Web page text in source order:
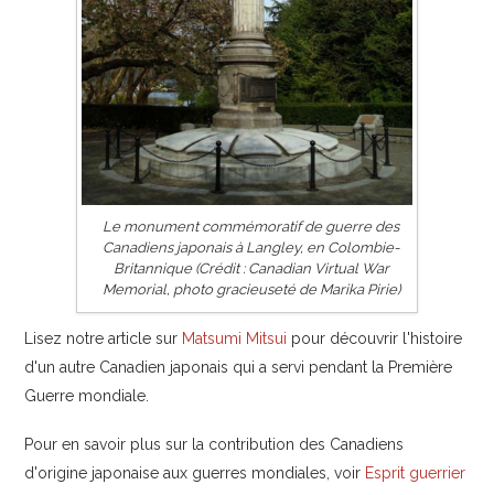
Le monument commémoratif de guerre des
Canadiens japonais à Langley, en Colombie-
Britannique (Crédit : Canadian Virtual War
Memorial, photo gracieuseté de Marika Pirie)
Lisez notre article sur Matsumi Mitsui pour découvrir l'histoire
d'un autre Canadien japonais qui a servi pendant la Première
Guerre mondiale.
Pour en savoir plus sur la contribution des Canadiens
d'origine japonaise aux guerres mondiales, voir Esprit guerrier